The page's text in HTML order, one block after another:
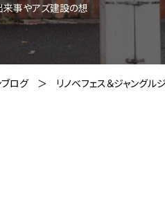
来事やアズ建設の想
ログ リノベフェス＆ジャングル